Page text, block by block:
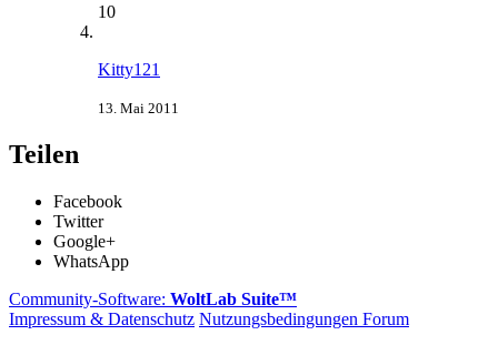
10
Kitty121
13. Mai 2011
Teilen
Facebook
Twitter
Google+
WhatsApp
Community-Software: WoltLab Suite™
Impressum & Datenschutz Nutzungsbedingungen Forum